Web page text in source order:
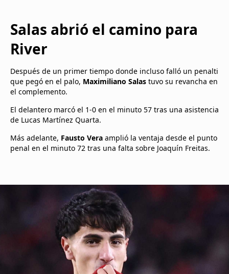
Salas abrió el camino para
River
Después de un primer tiempo donde incluso falló un penalti
que pegó en el palo, Maximiliano Salas tuvo su revancha en
el complemento.
El delantero marcó el 1-0 en el minuto 57 tras una asistencia
de Lucas Martínez Quarta.
Más adelante, Fausto Vera amplió la ventaja desde el punto
penal en el minuto 72 tras una falta sobre Joaquín Freitas.